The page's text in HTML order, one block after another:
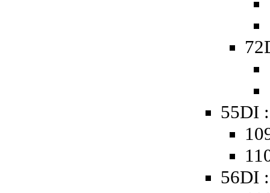
55DI :
56DI :